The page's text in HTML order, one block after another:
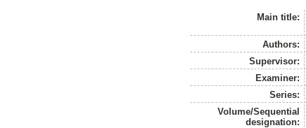
Main title:
Authors:
Supervisor:
Examiner:
Series:
Volume/Sequential
designation: